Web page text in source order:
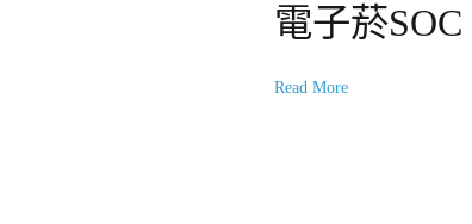
電子菸SOC
Read More